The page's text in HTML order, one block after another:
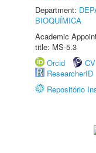
Department:
BIOQUÍMICA
Academic
title: MS-5.3
Orcid
ResearcherID
Repositório